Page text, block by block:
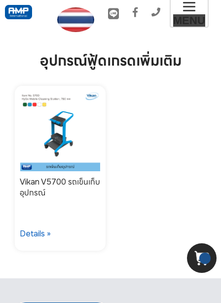
MENU
อุปกรณ์ฟู้ดเกรดเพิ่มเติม
Vikan V5700 รถเข็นเก็บ
อุปกรณ์
Details »